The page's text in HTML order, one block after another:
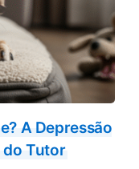
A Depressão
do Tutor